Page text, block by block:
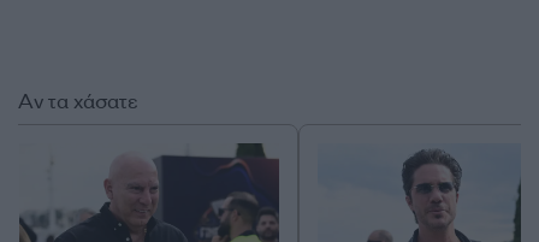
Αν τα χάσατε